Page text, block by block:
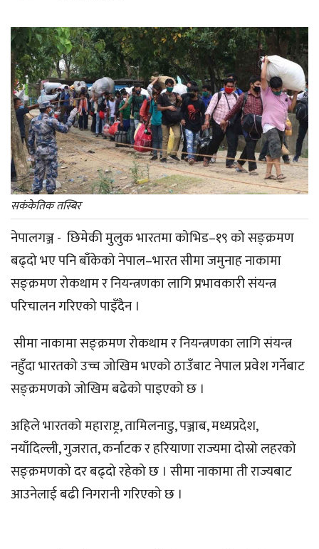
सकंकेतिक तस्बिर
नेपालगञ्ज - छिमेकी मुलुक भारतमा कोभिड–१९ को सङ्क्रमण
बढ्दो भए पनि बाँकेको नेपाल–भारत सीमा जमुनाह नाकामा
सङ्क्रमण रोकथाम र नियन्त्रणका लागि प्रभावकारी संयन्त्र
परिचालन गरिएको पाइँदैन ।
सीमा नाकामा सङ्क्रमण रोकथाम र नियन्त्रणका लागि संयन्त्र
नहुँदा भारतको उच्च जोखिम भएको ठाउँबाट नेपाल प्रवेश गर्नेबाट
सङ्क्रमणको जोखिम बढेको पाइएको छ ।
अहिले भारतको महाराष्ट्र, तामिलनाडु, पञ्जाब, मध्यप्रदेश,
नयाँदिल्ली, गुजरात, कर्नाटक र हरियाणा राज्यमा दोस्रो लहरको
सङ्क्रमणको दर बढ्दो रहेको छ । सीमा नाकामा ती राज्यबाट
आउनेलाई बढी निगरानी गरिएको छ ।